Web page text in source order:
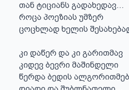
თან ტიციანს გადახედავ...
როცა პოეზიას უმზერ
ცოცხლად ხელის
კი დაწერ და კი გარითმავ
კიდევ ბევრი მაშინდელი
წერდა ბედის